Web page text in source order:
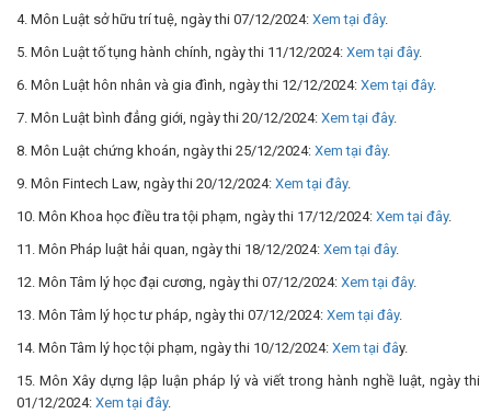
4. Môn Luật sở hữu trí tuệ, ngày thi 07/12/2024: Xem tại đây.
5. Môn Luật tố tụng hành chính, ngày thi 11/12/2024: Xem tại đây.
6. Môn Luật hôn nhân và gia đình, ngày thi 12/12/2024: Xem tại đây.
7. Môn Luật bình đẳng giới, ngày thi 20/12/2024: Xem tại đây.
8. Môn Luật chứng khoán, ngày thi 25/12/2024: Xem tại đây.
9. Môn Fintech Law, ngày thi 20/12/2024: Xem tại đây.
10. Môn Khoa học điều tra tội phạm, ngày thi 17/12/2024: Xem tại đây.
11. Môn Pháp luật hải quan, ngày thi 18/12/2024: Xem tại đây.
12. Môn Tâm lý học đại cương, ngày thi 07/12/2024: Xem tại đây.
13. Môn Tâm lý học tư pháp, ngày thi 07/12/2024: Xem tại đây.
14. Môn Tâm lý học tội phạm, ngày thi 10/12/2024: Xem tại đây.
15. Môn Xây dựng lập luận pháp lý và viết trong hành nghề luật, ngày thi
01/12/2024: Xem tại đây.